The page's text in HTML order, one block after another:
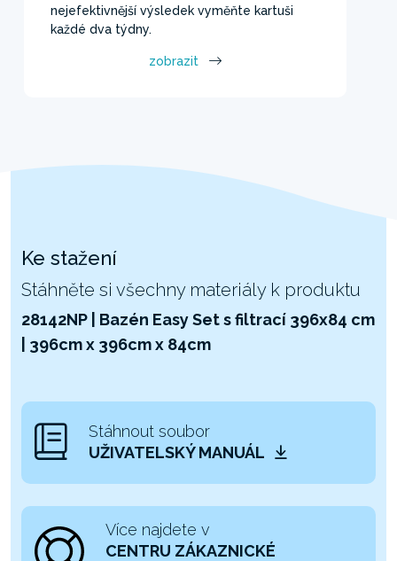
nejefektivnější výsledek vyměňte kartuši
každé dva týdny.
zobrazit
Ke stažení
Stáhněte si všechny materiály k produktu
28142NP | Bazén Easy Set s filtrací 396x84 cm
| 396cm x 396cm x 84cm
Stáhnout soubor
UŽIVATELSKÝ MANUÁL
Více najdete v
CENTRU ZÁKAZNICKÉ